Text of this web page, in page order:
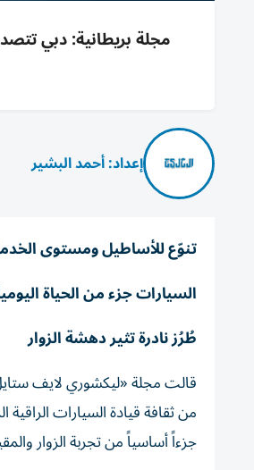
مجلة بريطانية: دبي
إعداد: أحمد البشير
تنوّع للأساطيل ومستوى
السيارات جزء من الحياة
طُرُز نادرة تثير دهشة الزوار
قالت مجلة «ليكشوري لايف
من ثقافة قيادة السيارات
جزءاً أساسياً من تجربة الزوار